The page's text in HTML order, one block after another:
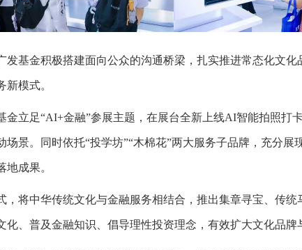
金积极搭建面向公众的沟通桥梁，扎实推进常态化文化
模式。
足“AI+金融”参展主题，在展台全新上线AI智能拍照打
景。同时依托“投学坊”“木棉花”两大服务子品牌，充分展
成果。
将中华传统文化与金融服务相结合，推出集章寻宝、传统
、普及金融知识、倡导理性投资理念，有效扩大文化品牌